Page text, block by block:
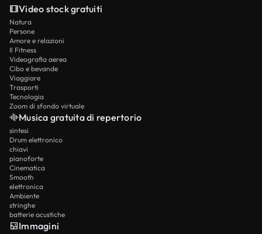
Video stock gratuiti
Natura
Persone
Amore e relazioni
Il Fitness
Videografia aerea
Cibo e bevande
Viaggiare
Trasporti
Tecnologia
Zoom di sfondo virtuale
Musica gratuita di repertorio
sintesi
Drum elettronico
chiavi
pianoforte
Cinematica
Smooth
elettronica
Ambiente
stringhe
batterie acustiche
Immagini